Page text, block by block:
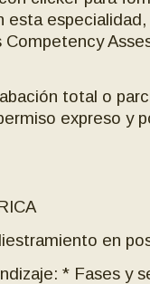
esta
Competency
total o
expreso y
en
* Fases y